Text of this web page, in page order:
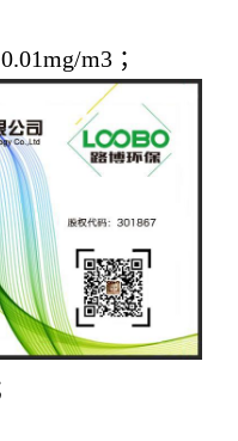
m3 ；